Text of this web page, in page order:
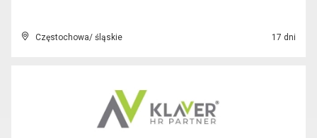
Częstochowa/ śląskie 17 dni